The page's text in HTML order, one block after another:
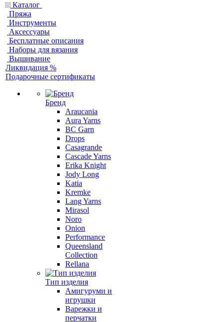
Каталог
Пряжа
Инструменты
Аксессуары
Бесплатные описания
Наборы для вязания
Вышивание
Ликвидация %
Подарочные сертификаты
Бренд
Araucania
Aura Yarns
BC Garn
Drops
Casagrande
Cascade Yarns
Erika Knight
Jody Long
Katia
Kremke
Lang Yarns
Mirasol
Noro
Onion
Performance
Queensland
Collection
Rellana
Тип изделия
Амигуруми и
игрушки
Варежки и
перчатки